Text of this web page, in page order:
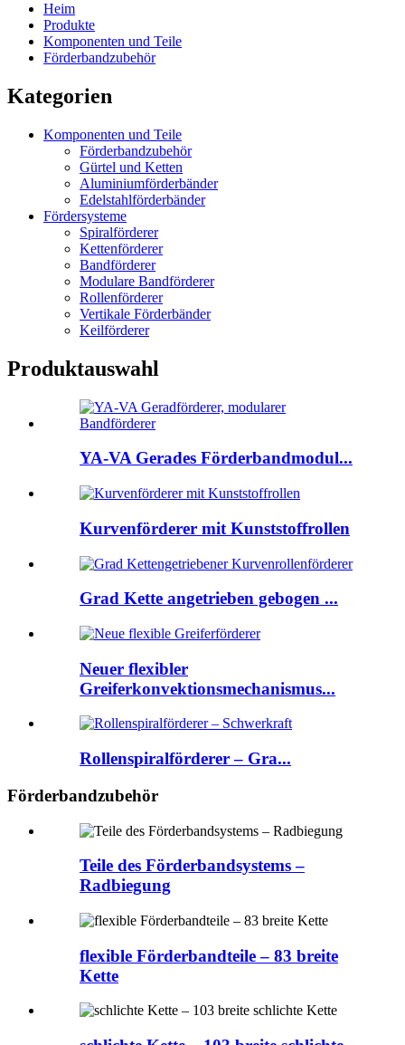
Heim
Produkte
Komponenten und Teile
Förderbandzubehör
Kategorien
Komponenten und Teile
Förderbandzubehör
Gürtel und Ketten
Aluminiumförderbänder
Edelstahlförderbänder
Fördersysteme
Spiralförderer
Kettenförderer
Bandförderer
Modulare Bandförderer
Rollenförderer
Vertikale Förderbänder
Keilförderer
Produktauswahl
YA-VA Gerades Förderbandmodul...
Kurvenförderer mit Kunststoffrollen
Grad Kette angetrieben gebogen ...
Neuer flexibler
Greiferkonvektionsmechanismus...
Rollenspiralförderer – Gra...
Förderbandzubehör
Teile des Förderbandsystems –
Radbiegung
flexible Förderbandteile – 83 breite
Kette